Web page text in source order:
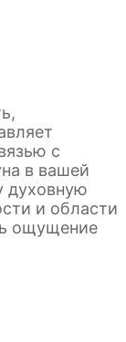
с
в вашей
духовную
и области
ощущение